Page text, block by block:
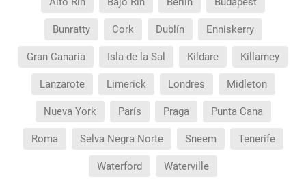
Bunratty Cork Dublín Enniskerry
Gran Canaria Isla de la Sal Kildare Killarney
Lanzarote Limerick Londres Midleton
Nueva York París Praga Punta Cana
Roma Selva Negra Norte Sneem Tenerife
Waterford Waterville